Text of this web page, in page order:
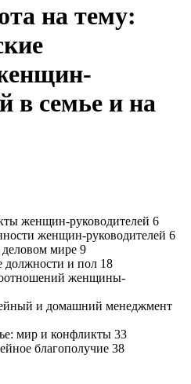
на тему:
в семье и на
женщин-руководителей 6
женщин-руководителей 6
мире 9
должности и пол 18
женщины-
и домашний менеджмент
мир и конфликты 33
благополучие 38